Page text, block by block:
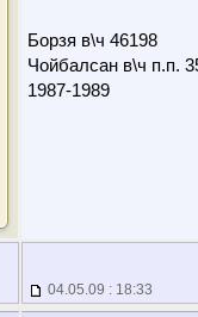
Борзя в\ч 46198
Чойбалсан в\ч п.п.
1987-1989
04.05.09 : 18:33